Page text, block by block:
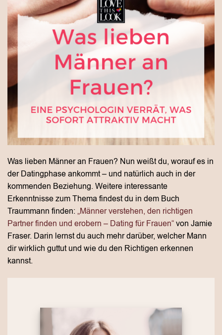
Was lieben Männer an Frauen? Nun weißt du, worauf es in
der Datingphase ankommt – und natürlich auch in der
kommenden Beziehung. Weitere interessante
Erkenntnisse zum Thema findest du in dem Buch
Traummann finden: „Männer verstehen, den richtigen
Partner finden und erobern – Dating für Frauen“von Jamie
Fraser. Darin lernst du auch mehr darüber, welcher Mann
dir wirklich guttut und wie du den Richtigen erkennen
kannst.